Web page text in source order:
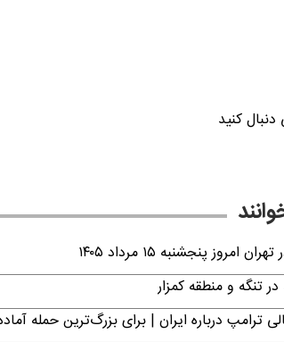
کنید
پنجشنبه ۱۵ مرداد ۱۴۰۵
تنگه و منطقه کمزار
درباره ایران | برای بزرگ‌ترین حمله